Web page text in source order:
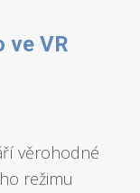
ve VR
věrohodné
režimu